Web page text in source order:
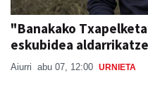
"Banakako
eskubidea
Aiurri abu 07, 12:00 URNIETA